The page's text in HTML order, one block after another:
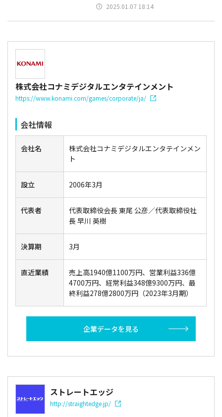
2025.01.07 18:14
株式会社コナミデジタルエンタテインメント
https://www.konami.com/games/corporate/ja/
会社情報
会社名
株式会社コナミデジタルエンタテインメン
ト
設立 2006年3月
代表者
代表取締役会長 東尾 公彦／代表取締役社
長 早川 英樹
決算期 3月
直近業績
売上高1940億1100万円、営業利益336億
4700万円、経常利益348億9300万円、最
終利益278億2800万円（2023年3月期）
企業データを見る
ストレートエッジ
http://straightedge.jp/